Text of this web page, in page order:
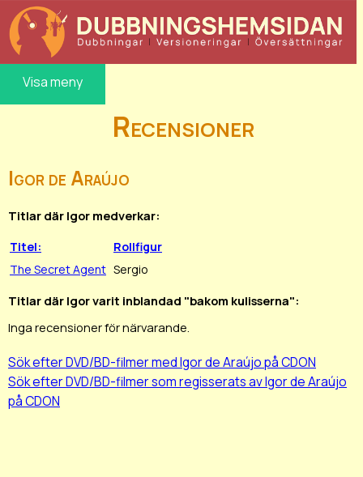
Visa meny
Recensioner
Igor de Araújo
Titlar där Igor medverkar:
Titel:
Rollfigur
The Secret Agent Sergio
Titlar där Igor varit inblandad "bakom kulisserna":
Inga recensioner för närvarande.
Sök efter DVD/BD-filmer med Igor de Araújo på CDON
Sök efter DVD/BD-filmer som regisserats av Igor de Araújo
på CDON